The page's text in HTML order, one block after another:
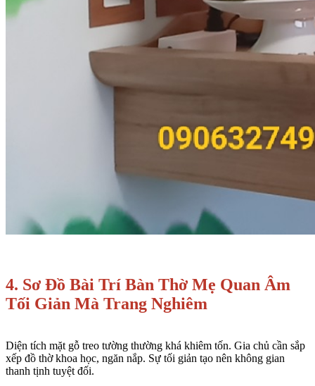
4. Sơ Đồ Bài Trí Bàn Thờ Mẹ Quan Âm
Tối Giản Mà Trang Nghiêm
Diện tích mặt gỗ treo tường thường khá khiêm tốn. Gia chủ cần sắp
xếp đồ thờ khoa học, ngăn nắp. Sự tối giản tạo nên không gian
thanh tịnh tuyệt đối.